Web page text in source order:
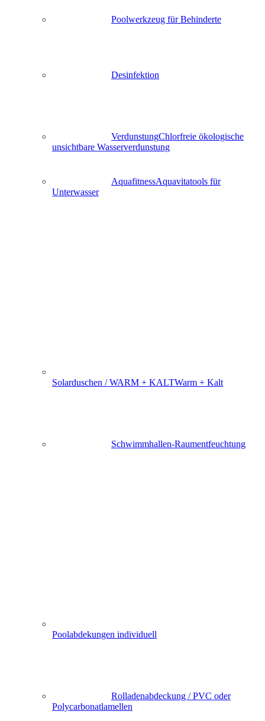
Poolwerkzeug für Behinderte
Desinfektion
VerdunstungChlorfreie ökologische
unsichtbare Wasserverdunstung
AquafitnessAquavitatools für
Unterwasser
Solarduschen / WARM + KALTWarm + Kalt
Schwimmhallen-Raumentfeuchtung
Poolabdekungen individuell
Rolladenabdeckung / PVC oder
Polycarbonatlamellen